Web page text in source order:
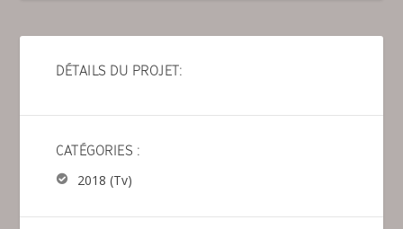
DÉTAILS DU PROJET:
CATÉGORIES :
2018 (Tv)